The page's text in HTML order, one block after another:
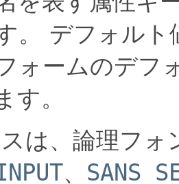
。
デフォルト
ォームのデフ
す。
は、論理フォ
、